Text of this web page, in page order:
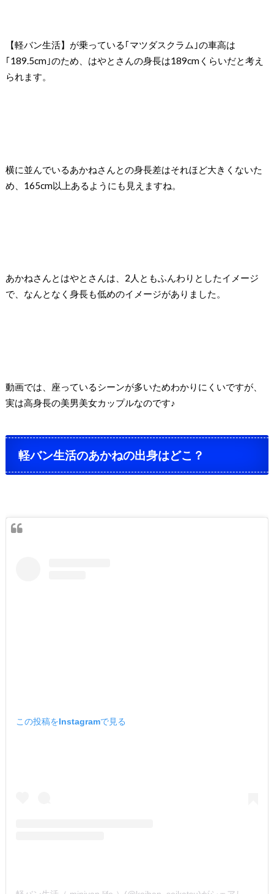
【軽バン生活】が乗っている｢マツダスクラム｣の車高は
｢189.5cm｣のため、はやとさんの身長は189cmくらいだと考え
られます。
横に並んでいるあかねさんとの身長差はそれほど大きくないた
め、165cm以上あるようにも見えますね。
あかねさんとはやとさんは、2人ともふんわりとしたイメージ
で、なんとなく身長も低めのイメージがありました。
動画では、座っているシーンが多いためわかりにくいですが、
実は高身長の美男美女カップルなのです♪
軽バン生活のあかねの出身はどこ？
この投稿をInstagramで見る